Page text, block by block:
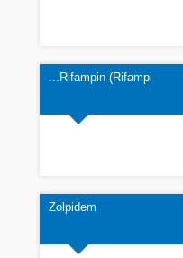
Rifampin (Rifampi...
Zolpidem